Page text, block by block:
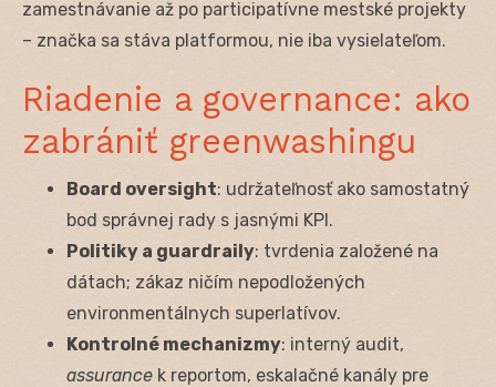
zamestnávanie až po participatívne mestské projekty
– značka sa stáva platformou, nie iba vysielateľom.
Riadenie a governance: ako
zabrániť greenwashingu
Board oversight: udržateľnosť ako samostatný
bod správnej rady s jasnými KPI.
Politiky a guardraily: tvrdenia založené na
dátach; zákaz ničím nepodložených
environmentálnych superlatívov.
Kontrolné mechanizmy: interný audit,
assurance k reportom, eskalačné kanály pre